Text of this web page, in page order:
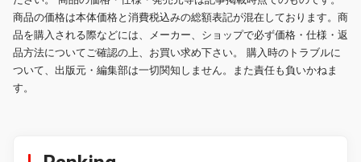
商品の価格は本体価格と消費税込みの総額表記が混在しております。商
品を購入される際などには、メーカー、ショップで必ず価格・仕様・返
品方法についてご確認の上、お買い求め下さい。 購入時のトラブルに
ついて、出版元・編集部は一切関知しません。また責任も負いかねま
す。